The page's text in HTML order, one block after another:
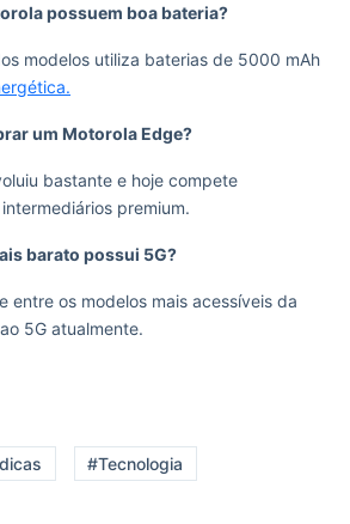
possuem boa bateria?
modelos utiliza baterias de 5000 mAh
um Motorola Edge?
bastante e hoje compete
premium.
barato possui 5G?
entre os modelos mais acessíveis da
5G atualmente.
#Tecnologia